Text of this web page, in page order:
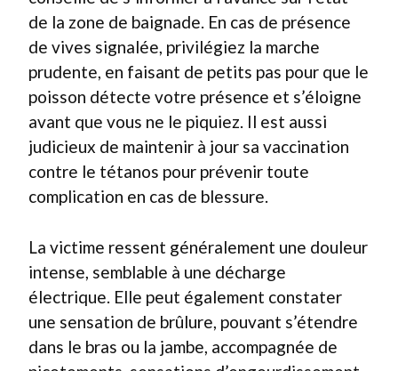
de la zone de baignade. En cas de présence
de vives signalée, privilégiez la marche
prudente, en faisant de petits pas pour que le
poisson détecte votre présence et s’éloigne
avant que vous ne le piquiez. Il est aussi
judicieux de maintenir à jour sa vaccination
contre le tétanos pour prévenir toute
complication en cas de blessure.
La victime ressent généralement une douleur
intense, semblable à une décharge
électrique. Elle peut également constater
une sensation de brûlure, pouvant s’étendre
dans le bras ou la jambe, accompagnée de